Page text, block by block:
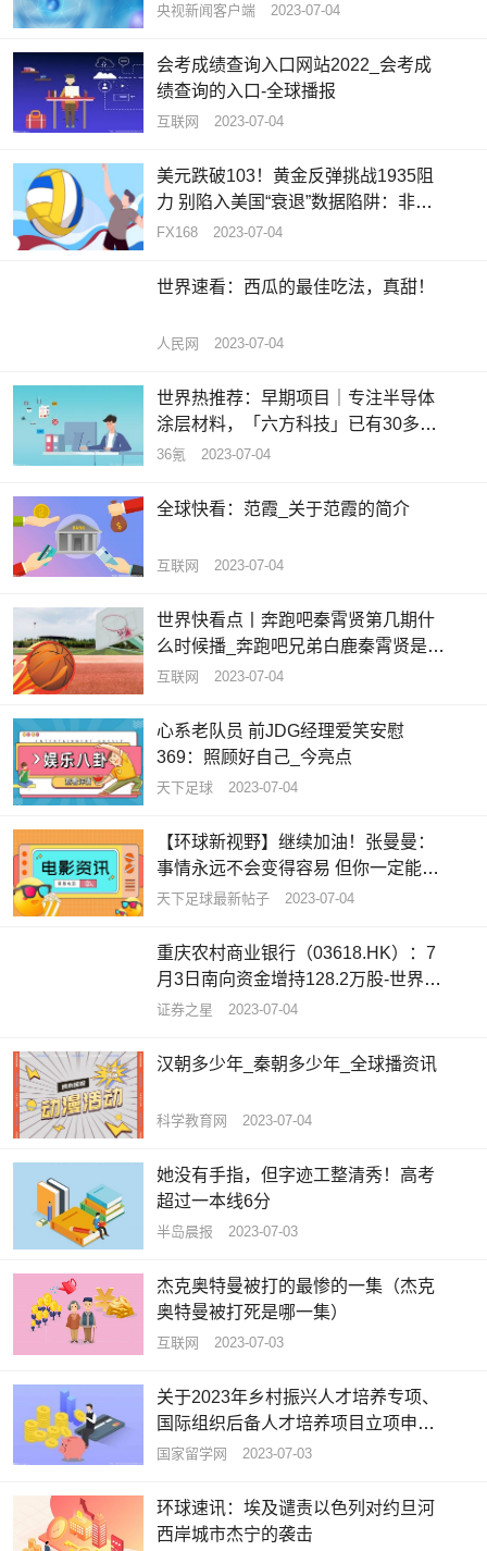
央视新闻客户端 2023-07-04
会考成绩查询入口网站2022_会考成
绩查询的入口-全球播报
互联网 2023-07-04
美元跌破103！黄金反弹挑战1935阻
力 别陷入美国“衰退”数据陷阱：非农
将成美元买盘拐点_天天热推荐
FX168 2023-07-04
世界速看：西瓜的最佳吃法，真甜！
人民网 2023-07-04
世界热推荐：早期项目｜专注半导体
涂层材料，「六方科技」已有30多家
合作伙伴
36氪 2023-07-04
全球快看：范霞_关于范霞的简介
互联网 2023-07-04
世界快看点丨奔跑吧秦霄贤第几期什
么时候播_奔跑吧兄弟白鹿秦霄贤是哪
一期
互联网 2023-07-04
心系老队员 前JDG经理爱笑安慰
369：照顾好自己_今亮点
天下足球 2023-07-04
【环球新视野】继续加油！张曼曼：
事情永远不会变得容易 但你一定能变
得更好
天下足球最新帖子 2023-07-04
重庆农村商业银行（03618.HK）：7
月3日南向资金增持128.2万股-世界今
亮点
证券之星 2023-07-04
汉朝多少年_秦朝多少年_全球播资讯
科学教育网 2023-07-04
她没有手指，但字迹工整清秀！高考
超过一本线6分
半岛晨报 2023-07-03
杰克奥特曼被打的最惨的一集（杰克
奥特曼被打死是哪一集）
互联网 2023-07-03
关于2023年乡村振兴人才培养专项、
国际组织后备人才培养项目立项申报
工作的通知
国家留学网 2023-07-03
环球速讯：埃及谴责以色列对约旦河
西岸城市杰宁的袭击